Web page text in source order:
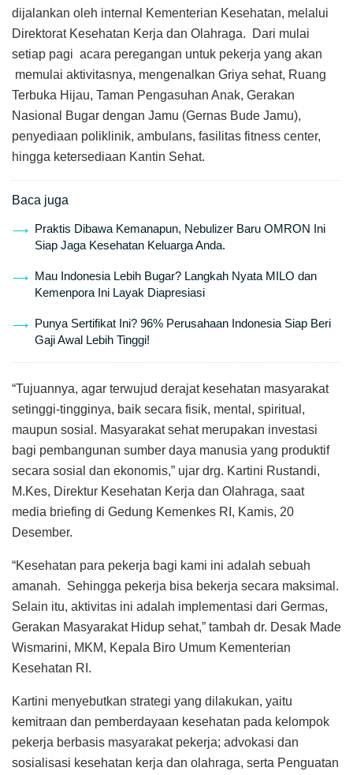
dijalankan oleh internal Kementerian Kesehatan, melalui
Direktorat Kesehatan Kerja dan Olahraga. Dari mulai
setiap pagi acara peregangan untuk pekerja yang akan
memulai aktivitasnya, mengenalkan Griya sehat, Ruang
Terbuka Hijau, Taman Pengasuhan Anak, Gerakan
Nasional Bugar dengan Jamu (Gernas Bude Jamu),
penyediaan poliklinik, ambulans, fasilitas fitness center,
hingga ketersediaan Kantin Sehat.
Baca juga
Praktis Dibawa Kemanapun, Nebulizer Baru OMRON Ini
Siap Jaga Kesehatan Keluarga Anda.
Mau Indonesia Lebih Bugar? Langkah Nyata MILO dan
Kemenpora Ini Layak Diapresiasi
Punya Sertifikat Ini? 96% Perusahaan Indonesia Siap Beri
Gaji Awal Lebih Tinggi!
“Tujuannya, agar terwujud derajat kesehatan masyarakat
setinggi-tingginya, baik secara fisik, mental, spiritual,
maupun sosial. Masyarakat sehat merupakan investasi
bagi pembangunan sumber daya manusia yang produktif
secara sosial dan ekonomis,” ujar drg. Kartini Rustandi,
M.Kes, Direktur Kesehatan Kerja dan Olahraga, saat
media briefing di Gedung Kemenkes RI, Kamis, 20
Desember.
“Kesehatan para pekerja bagi kami ini adalah sebuah
amanah. Sehingga pekerja bisa bekerja secara maksimal.
Selain itu, aktivitas ini adalah implementasi dari Germas,
Gerakan Masyarakat Hidup sehat,” tambah dr. Desak Made
Wismarini, MKM, Kepala Biro Umum Kementerian
Kesehatan RI.
Kartini menyebutkan strategi yang dilakukan, yaitu
kemitraan dan pemberdayaan kesehatan pada kelompok
pekerja berbasis masyarakat pekerja; advokasi dan
sosialisasi kesehatan kerja dan olahraga, serta Penguatan